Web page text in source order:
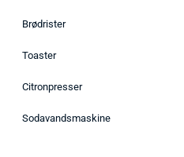
Brødrister
Toaster
Citronpresser
Sodavandsmaskine